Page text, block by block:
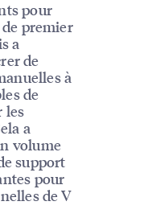
pour
premier
a
de
à
de
les
a
volume
support
pour
de V